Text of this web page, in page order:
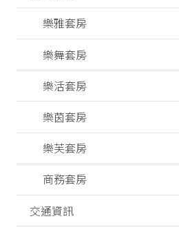
樂雅套房
樂舞套房
樂活套房
樂茵套房
樂芙套房
商務套房
交通資訊